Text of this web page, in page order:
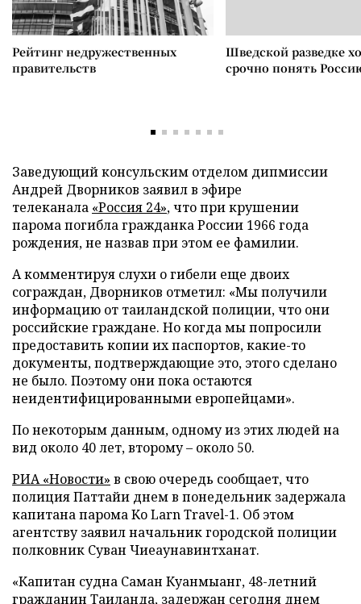
Рейтинг недружественных
правительств
Шведской разведке
срочно понять
Заведующий консульским отделом дипмиссии
Андрей Дворников заявил в эфире
телеканала «Россия 24», что при крушении
парома погибла гражданка России 1966 года
рождения, не назвав при этом ее фамилии.
А комментируя слухи о гибели еще двоих
сограждан, Дворников отметил: «Мы получили
информацию от таиландской полиции, что они
российские граждане. Но когда мы попросили
предоставить копии их паспортов, какие-то
документы, подтверждающие это, этого сделано
не было. Поэтому они пока остаются
неидентифицированными европейцами».
По некоторым данным, одному из этих людей на
вид около 40 лет, второму – около 50.
РИА «Новости» в свою очередь сообщает, что
полиция Паттайи днем в понедельник задержала
капитана парома Ko Larn Travel-1. Об этом
агентству заявил начальник городской полиции
полковник Суван Чиеаунавинтханат.
«Капитан судна Саман Куанмыанг, 48-летний
гражданин Таиланда, задержан сегодня днем